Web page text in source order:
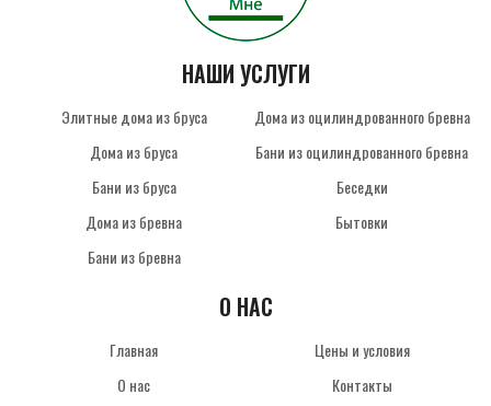
НАШИ УСЛУГИ
Элитные дома из бруса
Дома из бруса
Бани из бруса
Дома из бревна
Бани из бревна
Дома из оцилиндрованного бревна
Бани из оцилиндрованного бревна
Беседки
Бытовки
О НАС
Главная
О нас
Цены и условия
Контакты